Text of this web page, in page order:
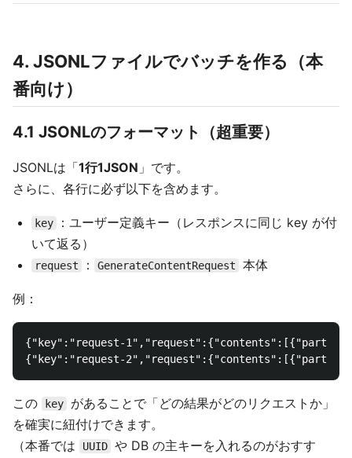
4. JSONLファイルでバッチを作る（本
番向け）
4.1 JSONLのフォーマット（超重要）
JSONLは「1行1JSON 」です。
さらに、各行に必ず以下を含めます。
key
：ユーザー定義キー（レスポンスに同じ key が付
いて返る）
request ： GenerateContentRequest 本体
例：
{"key":"request-
この key
があることで「どの結果がどのリクエストか」
を確実に紐付けできます。
（本番では
UUID や DB の主キーを入れるのがおすす